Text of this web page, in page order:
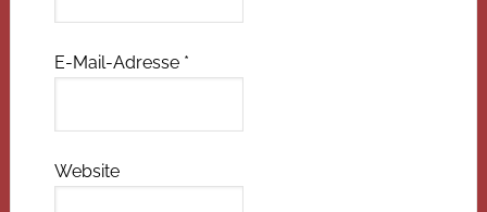
E-Mail-Adresse *
Website